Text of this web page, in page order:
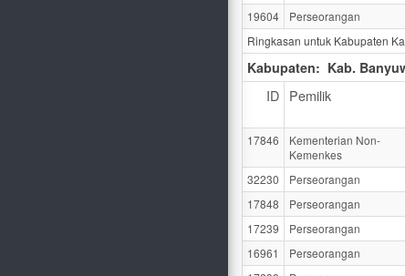
19604
Perseorangan
Ringkasan untuk Kabupaten
Kabupaten: Kab.
ID Pemilik
17846
Kementerian Non-
Kemenkes
32230 Perseorangan
17848
Perseorangan
17239
Perseorangan
16961
Perseorangan